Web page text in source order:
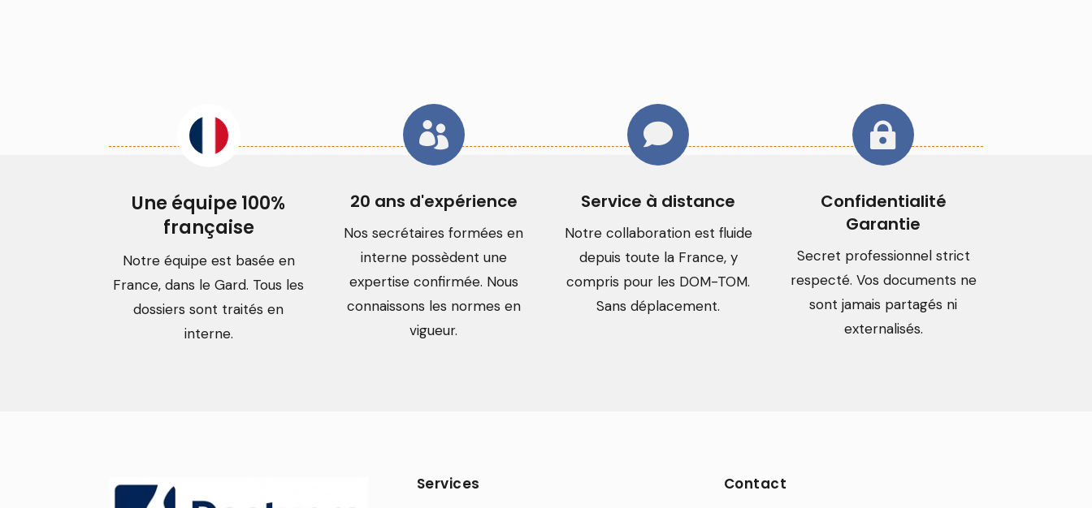
Une équipe 100%
française
Notre équipe est basée en
France, dans le Gard. Tous les
dossiers sont traités en
interne.

20 ans d'expérience
Nos secrétaires formées en
interne possèdent une
expertise confirmée. Nous
connaissons les normes en
vigueur.

Service à distance
Notre collaboration est fluide
depuis toute la France, y
compris pour les DOM-TOM.
Sans déplacement.

Confidentialité
Garantie
Secret professionnel strict
respecté. Vos documents ne
sont jamais partagés ni
externalisés.
Services Contact